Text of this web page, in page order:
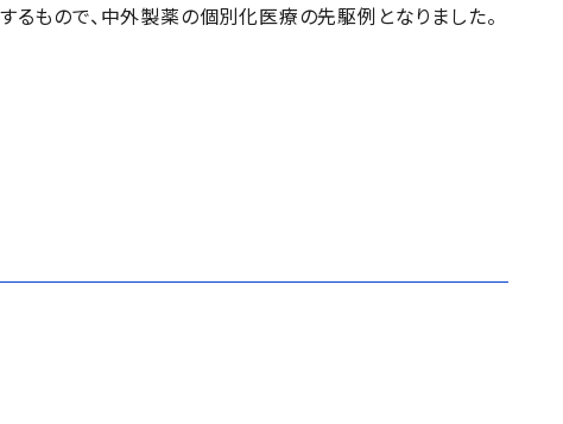
もので、中外製薬の個別化医療の先駆例となりました。